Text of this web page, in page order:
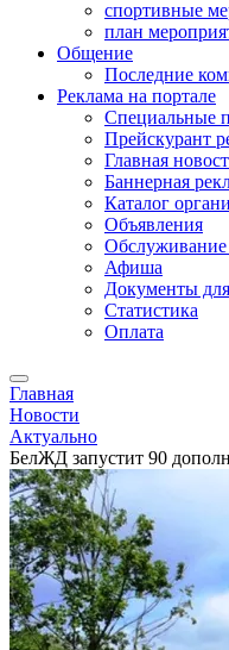
спортивные
план
Общение
Последние
Реклама на портале
Специальные
Прейскурант
Главная
Баннерная
Каталог
Объявления
Обслуживание
Афиша
Документы
Статистика
Оплата
Главная
Новости
Актуально
БелЖД запустит 90